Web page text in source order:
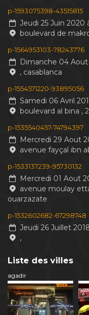
p-1593075398-43515815
Jeudi 25 Juin 2020
boulevard de
p-1564953103-78243776
Dimanche 04 Aout
, casablanca
p-1554571220-93895056
Samedi 06 Avril
boulevard al bina ,
p-1535540457-74794397
Mercredi 29 Aout
avenue fayçal ibn
p-1533137239-95730132
Mercredi 01 Aout
avenue moulay
ouarzazate
p-1532602682-67298748
Jeudi 26 Juillet
,
Liste des villes
agadir